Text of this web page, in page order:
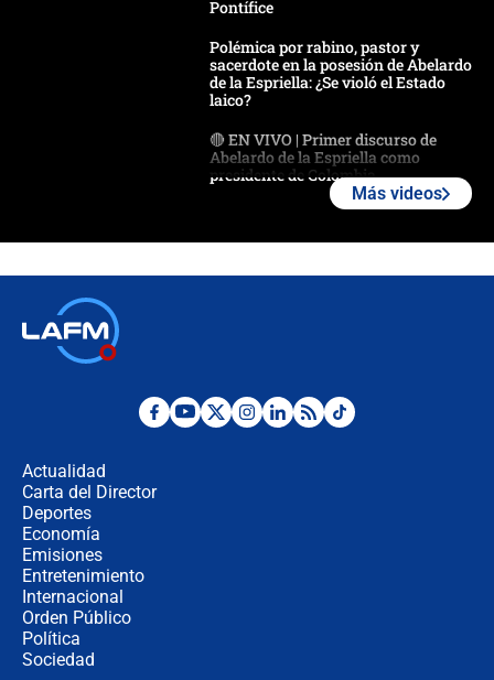
Pontífice
Polémica por rabino, pastor y
sacerdote en la posesión de Abelardo
de la Espriella: ¿Se violó el Estado
laico?
🔴 EN VIVO | Primer discurso de
Abelardo de la Espriella como
presidente de Colombia
Desde dermatitis hasta infecciones:
Más videos
Actualidad
Carta del Director
Deportes
Economía
Emisiones
Entretenimiento
Internacional
Orden Público
Política
Sociedad